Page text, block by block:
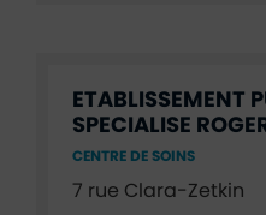
ETABLISSEMENT
SPECIALISE
CENTRE DE SOINS
7 rue Clara-Zetkin